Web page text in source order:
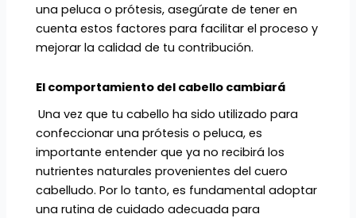
una peluca o prótesis, asegúrate de tener en
cuenta estos factores para facilitar el proceso y
mejorar la calidad de tu contribución.
El comportamiento del cabello cambiará
Una vez que tu cabello ha sido utilizado para
confeccionar una prótesis o peluca, es
importante entender que ya no recibirá los
nutrientes naturales provenientes del cuero
cabelludo. Por lo tanto, es fundamental adoptar
una rutina de cuidado adecuada para